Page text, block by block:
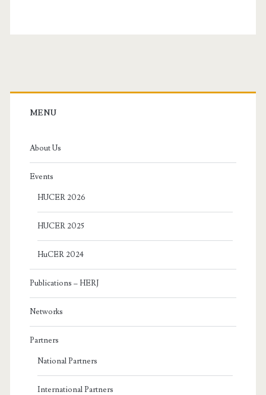
Primary
Sidebar
MENU
About Us
Events
HUCER 2026
HUCER 2025
HuCER 2024
Publications – HERJ
Networks
Partners
National Partners
International Partners